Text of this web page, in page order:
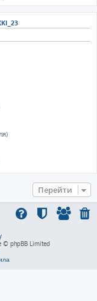
Перейти
© phpBB Limited